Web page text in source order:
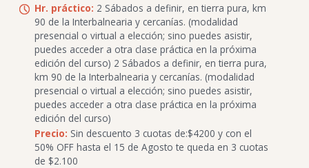
Hr. práctico: 2 Sábados a definir, en tierra pura, km
90 de la Interbalnearia y cercanías. (modalidad
presencial o virtual a elección; sino puedes asistir,
puedes acceder a otra clase práctica en la próxima
edición del curso) 2 Sábados a definir, en tierra pura,
km 90 de la Interbalnearia y cercanías. (modalidad
presencial o virtual a elección; sino puedes asistir,
puedes acceder a otra clase práctica en la próxima
edición del curso)
Precio: Sin descuento 3 cuotas de:$4200 y con el
50% OFF hasta el 15 de Agosto te queda en 3 cuotas
de $2.100